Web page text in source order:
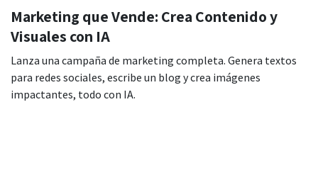
Marketing que Vende: Crea Contenido y
Visuales con IA
Lanza una campaña de marketing completa. Genera textos
para redes sociales, escribe un blog y crea imágenes
impactantes, todo con IA.